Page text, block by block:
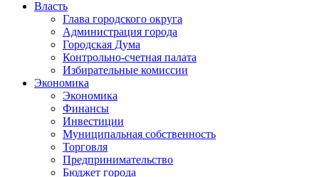
Власть
Глава городского округа
Администрация города
Городская Дума
Контрольно-счетная палата
Избирательные комиссии
Экономика
Экономика
Финансы
Инвестиции
Муниципальная собственность
Торговля
Предпринимательство
Бюджет города